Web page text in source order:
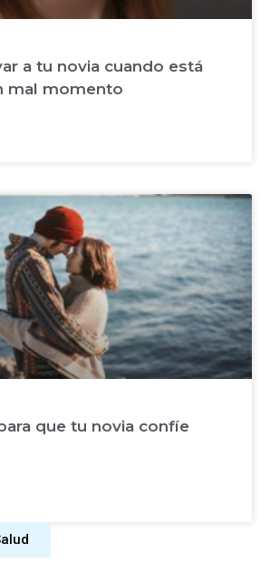
a tu novia cuando está
mal momento
que tu novia confíe